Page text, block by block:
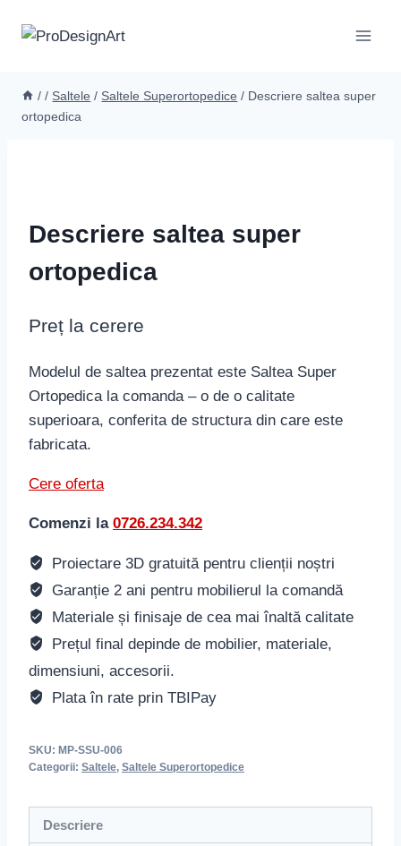
/ / Saltele / Saltele Superortopedice / Descriere saltea super
ortopedica
Descriere saltea super
ortopedica
Preț la cerere
Modelul de saltea prezentat este Saltea Super
Ortopedica la comanda – o de o calitate
superioara, conferita de structura din care este
fabricata.
Cere oferta
Comenzi la 0726.234.342
Proiectare 3D gratuită pentru clienții noștri
Garanție 2 ani pentru mobilierul la comandă
Materiale și finisaje de cea mai înaltă calitate
Prețul final depinde de mobilier, materiale,
dimensiuni, accesorii.
Plata în rate prin TBIPay
SKU: MP-SSU-006
Categorii: Saltele, Saltele Superortopedice
Descriere